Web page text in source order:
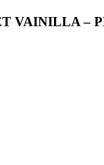
VAINILLA –